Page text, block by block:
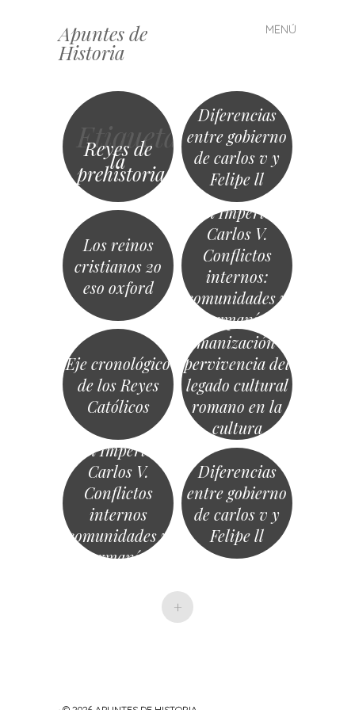
Apuntes de
Historia
MENÚ
Saltar
al
Etiqueta
Reyes de
la
prehistoria
Diferencias
entre gobierno
de carlos v y
Felipe ll
Los reinos
cristianos 2o
eso oxford
8.1 el Imperio de
Carlos V.
Conflictos
internos:
comunidades y
germanías
Eje cronológico
de los Reyes
Católicos
Conquista y
romanización la
pervivencia del
legado cultural
romano en la
cultura
hispánica
8.1 el Imperio de
Carlos V.
Conflictos
internos
comunidades y
germanías
Diferencias
entre gobierno
de carlos v y
Felipe ll
+